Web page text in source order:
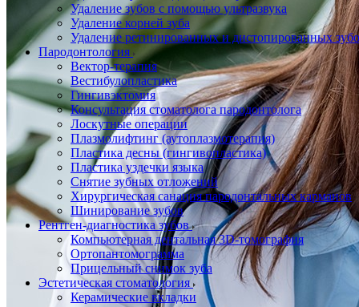
Удаление зубов с помощью ультразвука
Удаление корней зуба
Удаление ретинированных и дистопированных
Пародонтология
Вектор-терапия
Вестибулопластика
Гингивэктомия
Консультация стоматолога пародонтолога
Лоскутные операции
Плазмолифтинг (аутоплазмотерапия)
Пластика десны (гингивопластика)
Пластика уздечки языка
Снятие зубных отложений
Хирургическая санация пародонтальных карманов
Шинирование зубов
Рентген-диагностика зубов
Компьютерная дентальная 3D-томография
Ортопантомограмма
Прицельный снимок зуба
Эстетическая стоматология
Керамические вкладки